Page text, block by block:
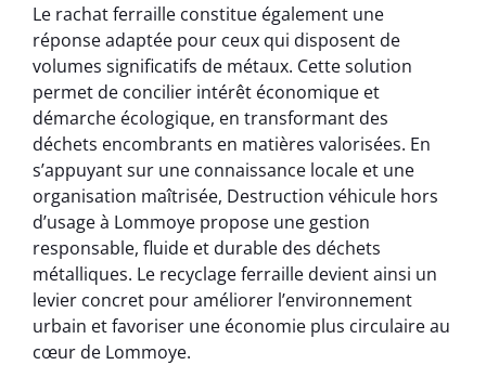
Le rachat ferraille constitue également une
réponse adaptée pour ceux qui disposent de
volumes significatifs de métaux. Cette solution
permet de concilier intérêt économique et
démarche écologique, en transformant des
déchets encombrants en matières valorisées. En
s’appuyant sur une connaissance locale et une
organisation maîtrisée, Destruction véhicule hors
d’usage à Lommoye propose une gestion
responsable, fluide et durable des déchets
métalliques. Le recyclage ferraille devient ainsi un
levier concret pour améliorer l’environnement
urbain et favoriser une économie plus circulaire au
cœur de Lommoye.